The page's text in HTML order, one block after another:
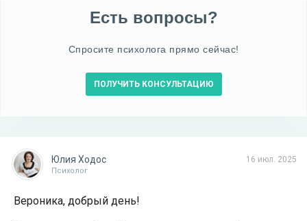
Есть вопросы?
Спросите психолога прямо сейчас!
ПОЛУЧИТЬ КОНСУЛЬТАЦИЮ
16 июл. 2025
Юлия Ходос
Психолог
Вероника, добрый день!